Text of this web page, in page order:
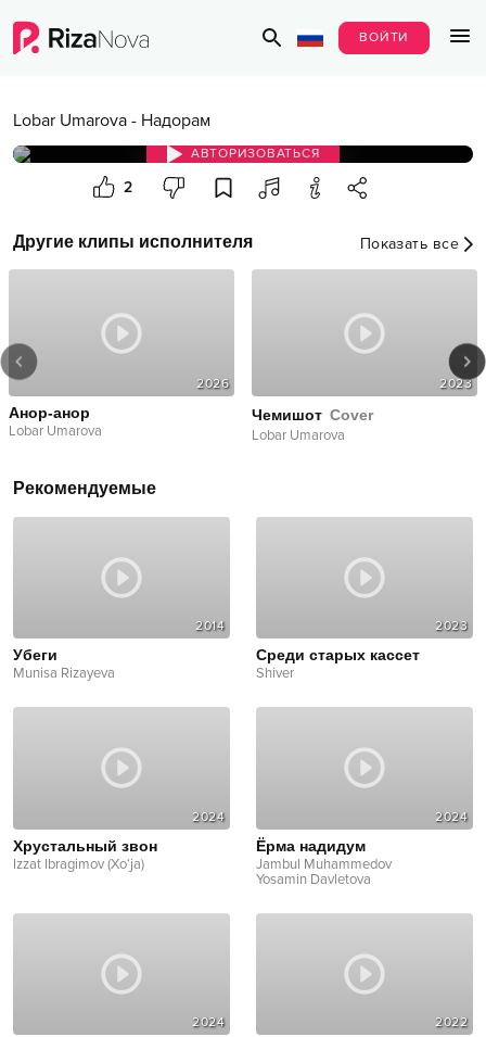
ВОЙТИ
Lobar Umarova - Надорам
АВТОРИЗОВАТЬСЯ
2
Другие клипы исполнителя Показать все
2026
Анор-анор
Lobar Umarova
2023
Чемишот Cover
Lobar Umarova
Рекомендуемые
2014
Убеги
Munisa Rizayeva
2023
Среди старых кассет
Shiver
2024
Хрустальный звон
Izzat Ibragimov (Xo‘ja)
2024
Ёрма надидум
Jambul Muhammedov
Yosamin Davletova
2024 2022